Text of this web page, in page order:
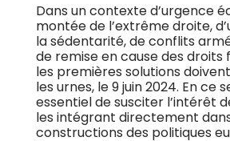
Dans un contexte d’urgence
montée de l’extrême droite,
la sédentarité, de conflits
de remise en cause des droits
les premières solutions
les urnes, le 9 juin 2024. En ce
essentiel de susciter l’intérêt
les intégrant directement
constructions des politiques